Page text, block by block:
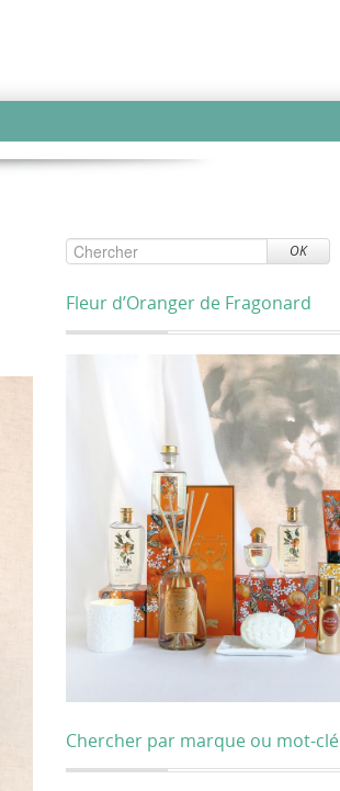
OK
Fleur d’Oranger de Fragonard
Chercher par marque ou mot-clé